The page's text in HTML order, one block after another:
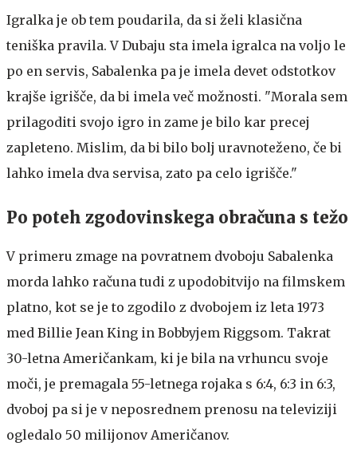
Igralka je ob tem poudarila, da si želi klasična
teniška pravila. V Dubaju sta imela igralca na voljo le
po en servis, Sabalenka pa je imela devet odstotkov
krajše igrišče, da bi imela več možnosti. "Morala sem
prilagoditi svojo igro in zame je bilo kar precej
zapleteno. Mislim, da bi bilo bolj uravnoteženo, če bi
lahko imela dva servisa, zato pa celo igrišče."
Po poteh zgodovinskega obračuna s težo
V primeru zmage na povratnem dvoboju Sabalenka
morda lahko računa tudi z upodobitvijo na filmskem
platno, kot se je to zgodilo z dvobojem iz leta 1973
med Billie Jean King in Bobbyjem Riggsom. Takrat
30-letna Američankam, ki je bila na vrhuncu svoje
moči, je premagala 55-letnega rojaka s 6:4, 6:3 in 6:3,
dvoboj pa si je v neposrednem prenosu na televiziji
ogledalo 50 milijonov Američanov.